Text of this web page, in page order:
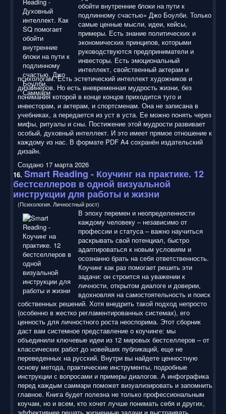
обойти внутренние блоки на пути к
подлинному счастью» Джо Боулби. Только
самые ценные мысли, идеи, кейсы,
примеры. Есть знание политических и
экономических принципов, которыми
руководствуются предприниматели и
инвесторы. Есть эмоциональный
интеллект, свойственный актерам и
психологам. Есть эстетический интеллект художников и
дизайнеров. Но есть вневременная мудрость жизни, без
понимания которой в конце концов приходится туго и
инвесторам, и актерам, и спортсменам. Она не записана в
учебниках, а передается из уст в уста. Ее можно понять через
мифы, ритуалы и сны. Постижение этой мудрости развивает
особый, духовный интеллект. И это имеет прямое отношение к
каждому из нас. В формате PDF A4 сохранён издательский
дизайн.
Создано 17 марта 2026
16. Smart Reading - Коучинг на практике. 12
бестселлеров в одной визуальной
инструкции для работы и жизни
(Психология. Личностный рост)
В эпоху перемен и неопределенности
каждому человеку – независимо от
профессии и статуса – важно научиться
раскрывать свой потенциал, быстро
адаптироваться к новым условиям и
осознанно брать на себя ответственность.
Коучинг как раз помогает решить эти
задачи: он строится на уважении к
личности, открытом диалоге и доверии,
вдохновляя на самостоятельность и поиск
собственных решений. Хотя внедрить такой подход непросто
(особенно в жестко регламентированных системах), его
ценность для личностного роста неоспорима. Этот сборник
даст вам системное представление о коучинге: мы
объединили ключевые идеи из 12 мировых бестселлеров – от
классических работ до новейших публикаций, еще не
переведенных на русский. Внутри вы найдете ценностную
основу метода, практические инструменты, подробные
инструкции с вопросами и примеры диалогов. А инфографика
перед каждым саммари поможет визуализировать и запомнить
главное. Книга будет полезна не только профессиональным
коучам, но и всем, кто хочет лучше понимать себя и других,
эффективнее решать жизненные задачи и выстраивать